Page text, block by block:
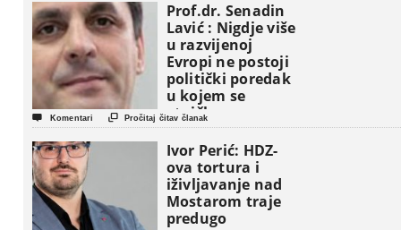
Prof.dr. Senadin
Lavić : Nigdje više
u razvijenoj
Evropi ne postoji
politički poredak
u kojem se
etničke grupe
pojavljuju kao
osnovne
političke jedinice
 Komentari  Pročitaj čitav članak
Ivor Perić: HDZ-
ova tortura i
iživljavanje nad
Mostarom traje
predugo